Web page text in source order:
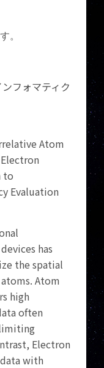
。
フォマティク
Atom
to
Evaluation
has
the spatial
Atom
high
often
Electron
with